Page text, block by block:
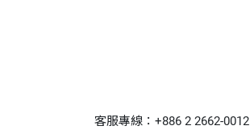
客服專線：+886 2 2662-0012